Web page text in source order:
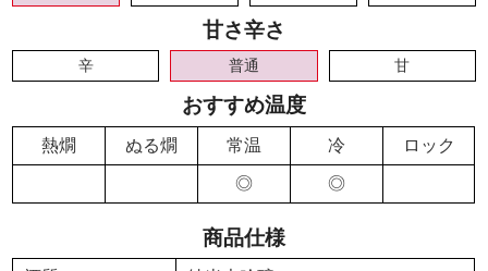
甘さ辛さ
辛 普通 甘
おすすめ温度
熱燗 ぬる燗 常温 冷 ロック
◎ ◎
商品仕様